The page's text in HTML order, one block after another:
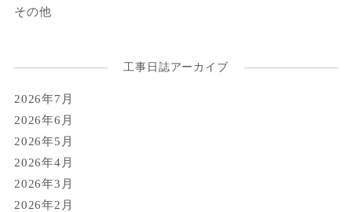
その他
工事日誌アーカイブ
2026年7月
2026年6月
2026年5月
2026年4月
2026年3月
2026年2月